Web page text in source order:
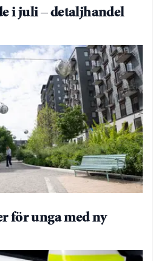
i juli – detaljhandel
för unga med ny